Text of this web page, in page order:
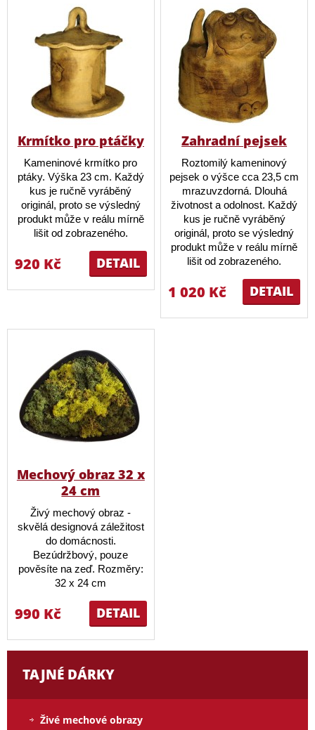
Krmítko pro ptáčky
Kameninové krmítko pro
ptáky. Výška 23 cm. Každý
kus je ručně vyráběný
originál, proto se výsledný
produkt může v reálu mírně
lišit od zobrazeného.
DETAIL
920 Kč
Zahradní pejsek
Roztomilý kameninový
pejsek o výšce cca 23,5 cm
mrazuvzdorná. Dlouhá
životnost a odolnost. Každý
kus je ručně vyráběný
originál, proto se výsledný
produkt může v reálu mírně
lišit od zobrazeného.
DETAIL
1 020 Kč
Mechový obraz 32 x
24 cm
Živý mechový obraz -
skvělá designová záležitost
do domácnosti.
Bezúdržbový, pouze
pověsíte na zeď. Rozměry:
32 x 24 cm
DETAIL
990 Kč
TAJNÉ DÁRKY
Živé mechové obrazy